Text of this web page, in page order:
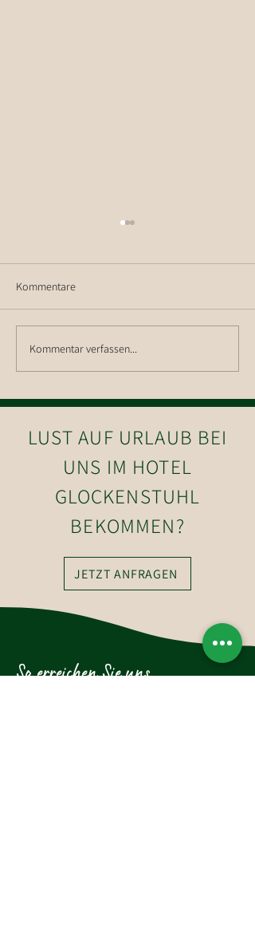
Wanderung auf die Hohe
Salve
Kommentare
Kommentar verfassen...
LUST AUF URLAUB BEI
UNS IM HOTEL
GLOCKENSTUHL
BEKOMMEN?
JETZT ANFRAGEN
So erreichen Sie uns